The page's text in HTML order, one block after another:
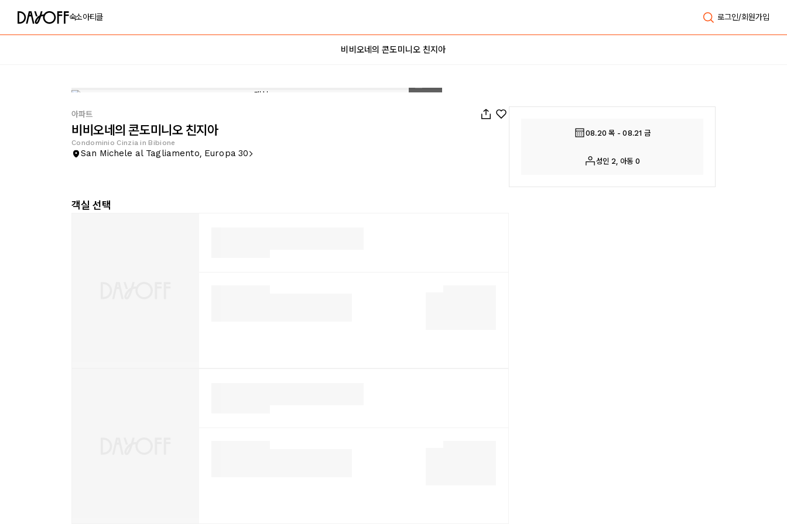
숙소아티클 로그인/회원가입
비비오네의 콘도미니오 친지아
아파트
비비오네의 콘도미니오 친지아
Condominio Cinzia in Bibione
San Michele al Tagliamento, Europa 30
객실 선택
08.20 목 - 08.21 금
성인 2, 아동 0